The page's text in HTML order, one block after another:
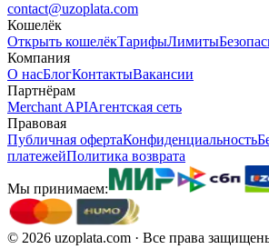
contact@uzoplata.com
Кошелёк
Открыть кошелёкТарифыЛимиты
Компания
О насБлогКонтактыВакансии
Партнёрам
Merchant APIАгентская сеть
Правовая
Публичная офертаКонфиденциальность
платежейПолитика возврата
Мы принимаем:
© 2026 uzoplata.com · Все права